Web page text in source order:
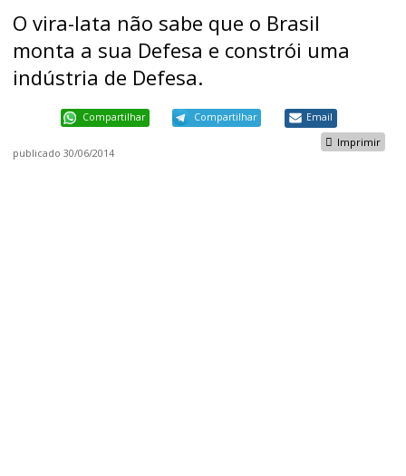
O vira-lata não sabe que o Brasil
monta a sua Defesa e constrói uma
indústria de Defesa.
Compartilhar Compartilhar Email
Imprimir
publicado 30/06/2014